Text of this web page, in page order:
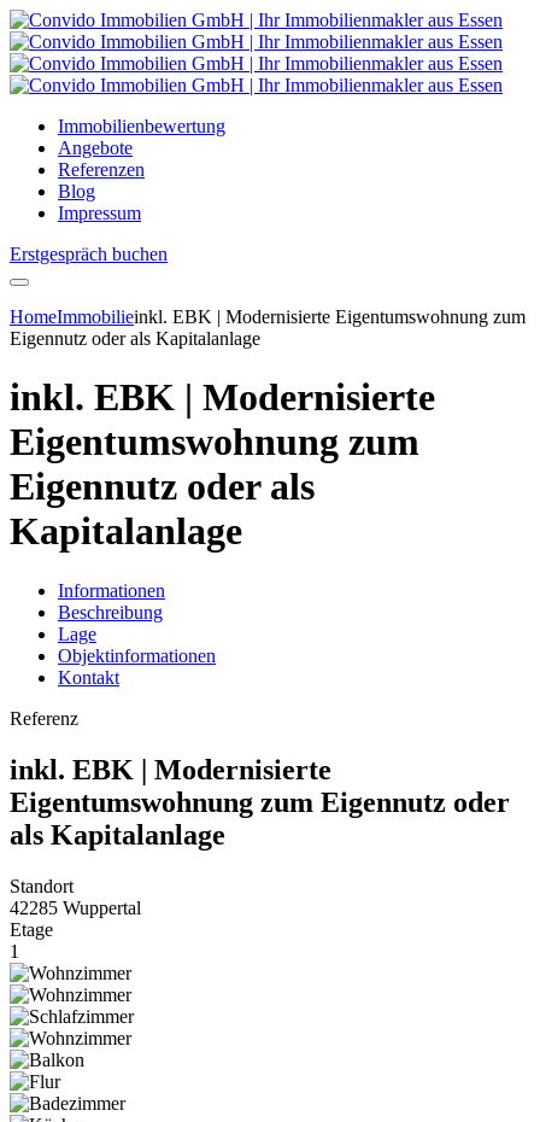
Immobilienbewertung
Angebote
Referenzen
Blog
Impressum
Erstgespräch buchen
HomeImmobilieinkl. EBK | Modernisierte Eigentumswohnung zum
Eigennutz oder als Kapitalanlage
inkl. EBK | Modernisierte
Eigentumswohnung zum
Eigennutz oder als
Kapitalanlage
Informationen
Beschreibung
Lage
Objektinformationen
Kontakt
Referenz
inkl. EBK | Modernisierte
Eigentumswohnung zum Eigennutz oder
als Kapitalanlage
Standort
42285 Wuppertal
Etage
1